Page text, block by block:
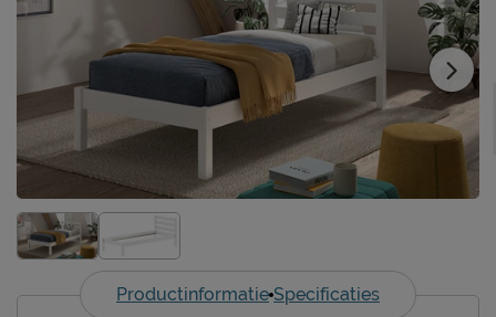
Productinformatie Specificaties